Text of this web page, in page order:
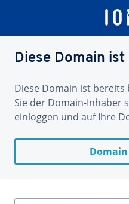
Diese Domain
Diese Domain ist bereits
Sie der Domain-Inhaber
einloggen und auf Ihre